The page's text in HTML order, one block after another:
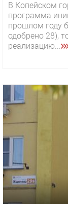
В Копейском
программа
прошлом году
одобрено 28),
реализацию...